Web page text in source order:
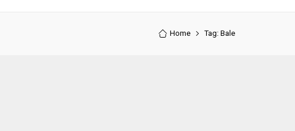
Home Tag: Bale